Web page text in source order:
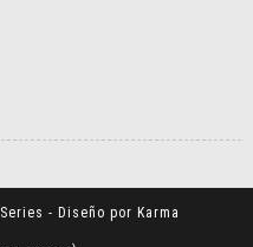
- Diseño por Karma